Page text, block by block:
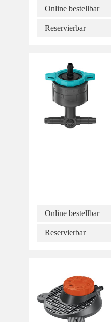
Online bestellbar
Reservierbar
Online bestellbar
Reservierbar